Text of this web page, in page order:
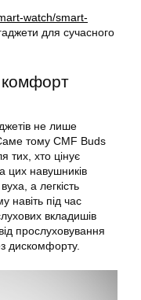
watch/smart-
для сучасного
комфорт
не лише
тому CMF Buds
тих, хто цінує
цих навушників
а легкість
навіть під час
вкладишів
прослуховування
дискомфорту.